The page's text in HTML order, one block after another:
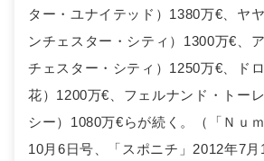
ター・ユナイテッド）1380万€、ヤ
ンチェスター・シティ）1300万€、
チェスター・シティ）1250万€、ド
花）1200万€、フェルナンド・トー
シー）1080万€らが続く。（「Ｎｕ
10月6日号、「スポニチ」2012年7月